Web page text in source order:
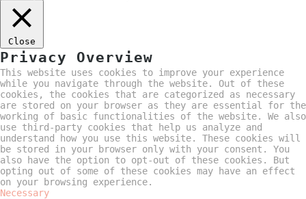
Close
Privacy Overview
This website uses cookies to improve your experience
while you navigate through the website. Out of these
cookies, the cookies that are categorized as necessary
are stored on your browser as they are essential for the
working of basic functionalities of the website. We also
use third-party cookies that help us analyze and
understand how you use this website. These cookies will
be stored in your browser only with your consent. You
also have the option to opt-out of these cookies. But
opting out of some of these cookies may have an effect
on your browsing experience.
Necessary